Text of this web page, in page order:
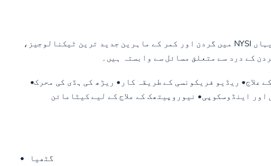
کمر درد اور گردن کے درد کے مریضوں کی بحالی کے لیے درد کا انتظام ضروری ہے۔ اس کے ساتھ ہی، یہاں NYSI میں گردن اور کمر کے ماہرین جدید ترین ٹیکنالوجیز،
کے درد سے متعلق مسائل سے وابستہ ہیں۔
علاج• ریڈیو فریکونسی کے طریقہ کار• ریڑھ کی ہڈی کی محرک•
اینڈوسکوپی• نیوروپیتھک کے علاج کے لیے کیٹامائن
گٹھیا